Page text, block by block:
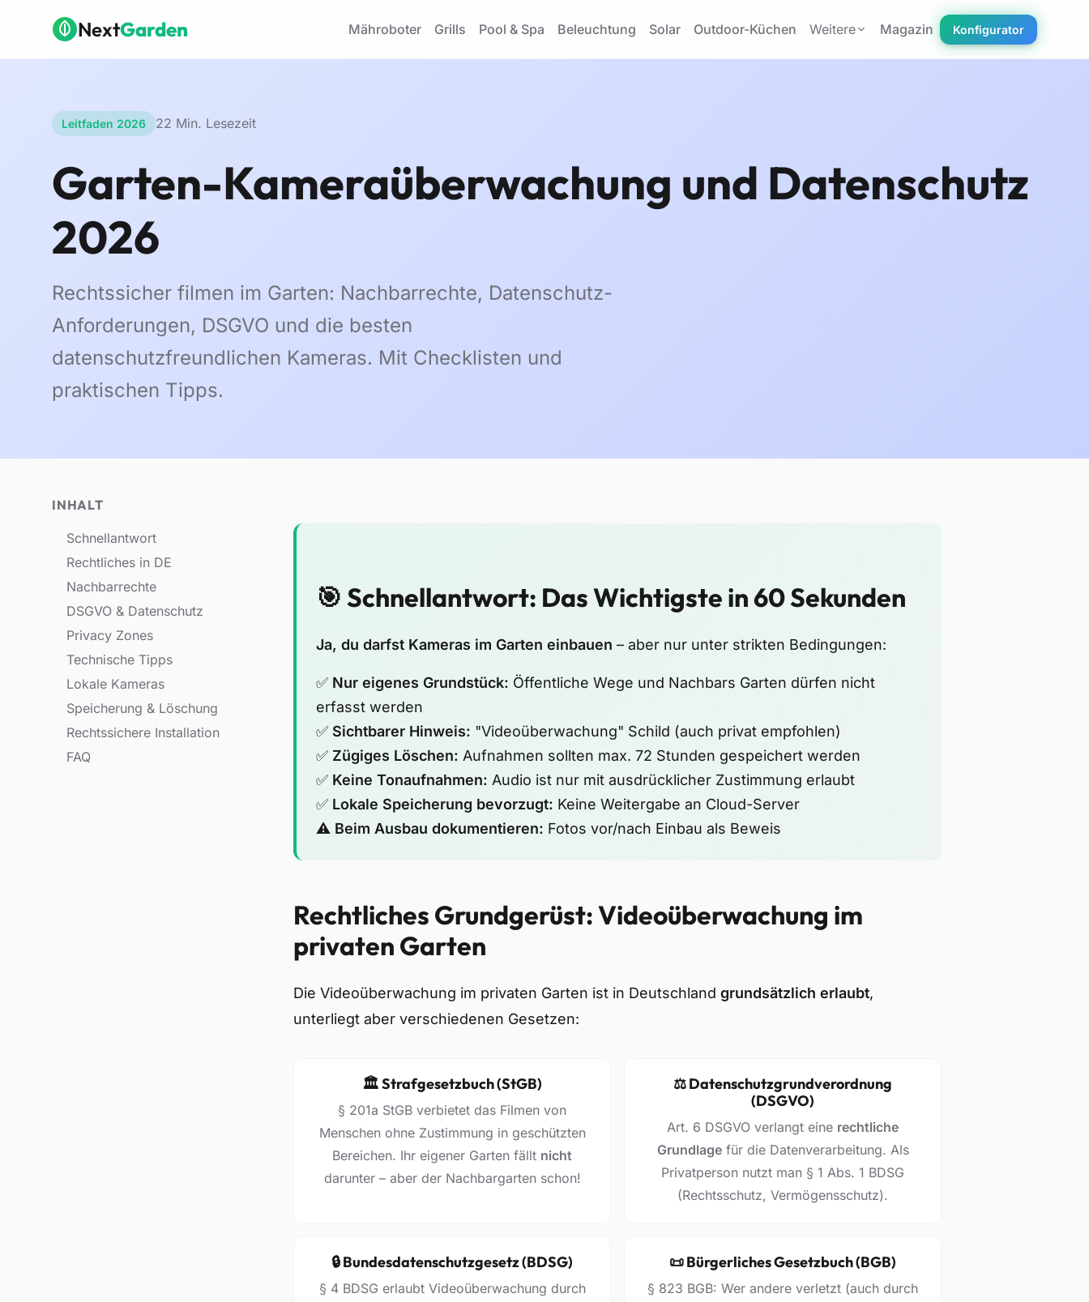
NextGarden Mähroboter Grills Pool & Spa Beleuchtung Solar Outdoor-Küchen Weitere Magazin Konfigurator
Leitfaden 2026 22 Min. Lesezeit
Garten-Kameraüberwachung und Datenschutz
2026
Rechtssicher filmen im Garten: Nachbarrechte, Datenschutz-
Anforderungen, DSGVO und die besten
datenschutzfreundlichen Kameras. Mit Checklisten und
praktischen Tipps.
INHALT
Schnellantwort
Rechtliches in DE
Nachbarrechte
DSGVO & Datenschutz
Privacy Zones
Technische Tipps
Lokale Kameras
Speicherung & Löschung
Rechtssichere Installation
FAQ
🎯 Schnellantwort: Das Wichtigste in 60 Sekunden
Ja, du darfst Kameras im Garten einbauen – aber nur unter strikten Bedingungen:
✅ Nur eigenes Grundstück: Öffentliche Wege und Nachbars Garten dürfen nicht
erfasst werden
✅ Sichtbarer Hinweis: "Videoüberwachung" Schild (auch privat empfohlen)
✅ Zügiges Löschen: Aufnahmen sollten max. 72 Stunden gespeichert werden
✅ Keine Tonaufnahmen: Audio ist nur mit ausdrücklicher Zustimmung erlaubt
✅ Lokale Speicherung bevorzugt: Keine Weitergabe an Cloud-Server
⚠️ Beim Ausbau dokumentieren: Fotos vor/nach Einbau als Beweis
Rechtliches Grundgerüst: Videoüberwachung im
privaten Garten
Die Videoüberwachung im privaten Garten ist in Deutschland grundsätzlich erlaubt,
unterliegt aber verschiedenen Gesetzen:
🏛️ Strafgesetzbuch (StGB)
§ 201a StGB verbietet das Filmen von
Menschen ohne Zustimmung in geschützten
Bereichen. Ihr eigener Garten fällt nicht
darunter – aber der Nachbargarten schon!
⚖️ Datenschutzgrundverordnung
(DSGVO)
Art. 6 DSGVO verlangt eine rechtliche
Grundlagefür die Datenverarbeitung. Als
Privatperson nutzt man § 1 Abs. 1 BDSG
(Rechtsschutz, Vermögensschutz).
🔒 Bundesdatenschutzgesetz (BDSG)
§ 4 BDSG erlaubt Videoüberwachung durch
📜 Bürgerliches Gesetzbuch (BGB)
§ 823 BGB: Wer andere verletzt (auch durch